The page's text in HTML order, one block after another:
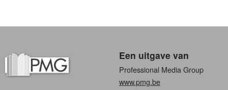
Een uitgave van
Professional Media Group
www.pmg.be